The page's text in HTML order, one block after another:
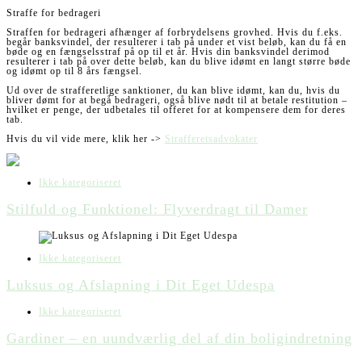
Straffe for bedrageri
Straffen for bedrageri afhænger af forbrydelsens grovhed. Hvis du f.eks.
begår banksvindel, der resulterer i tab på under et vist beløb, kan du få en
bøde og en fængselsstraf på op til et år. Hvis din banksvindel derimod
resulterer i tab på over dette beløb, kan du blive idømt en langt større bøde
og idømt op til 8 års fængsel.
Ud over de strafferetlige sanktioner, du kan blive idømt, kan du, hvis du
bliver dømt for at begå bedrageri, også blive nødt til at betale restitution –
hvilket er penge, der udbetales til offeret for at kompensere dem for deres
tab.
Hvis du vil vide mere, klik her -> Strafferetsadvokater
Ikke kategoriseret
Stilfuld og Funktionel: Flyverdragt til Damer
Ikke kategoriseret
Luksus og Afslapning i Dit Eget Udespa
Ikke kategoriseret
Gardiner – en uundværlig del af din boligindretning